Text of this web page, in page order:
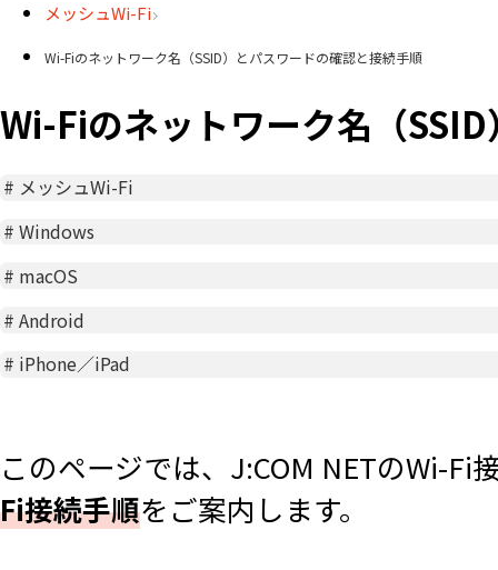
メッシュWi-Fi
Wi-Fiのネットワーク名（SSID）とパスワードの確認と接続手順
Wi-Fiのネットワーク名（
# メッシュWi-Fi
#Windows
# macOS
#Android
# iPhone／iPad
このページでは、J:COM NETのWi-Fi
Fi接続手順をご案内します。